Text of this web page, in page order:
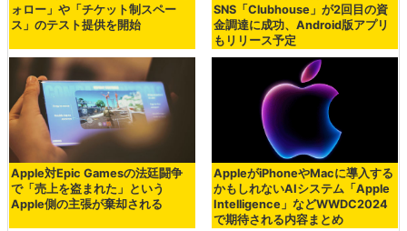
ォロー」や「チケット制スペー
ス」のテスト提供を開始
SNS「Clubhouse」が2回目の資
金調達に成功、Android版アプリ
もリリース予定
Apple対Epic Gamesの法廷闘争
で「売上を盗まれた」という
Apple側の主張が棄却される
AppleがiPhoneやMacに導入する
かもしれないAIシステム「Apple
Intelligence」などWWDC2024
で期待される内容まとめ